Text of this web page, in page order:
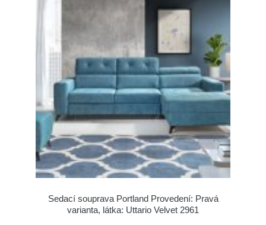
Sedací souprava Portland Provedení: Pravá
varianta, látka: Uttario Velvet 2961